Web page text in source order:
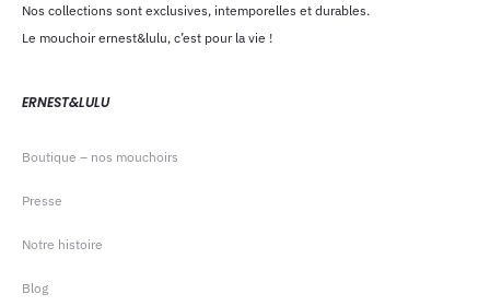
Nos collections sont exclusives, intemporelles et durables.
Le mouchoir ernest&lulu, c’est pour la vie !
ERNEST&LULU
Boutique – nos mouchoirs
Presse
Notre histoire
Blog